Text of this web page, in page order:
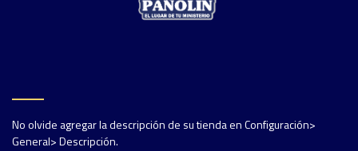
No olvide agregar la descripción de su tienda en Configuración>
General> Descripción.